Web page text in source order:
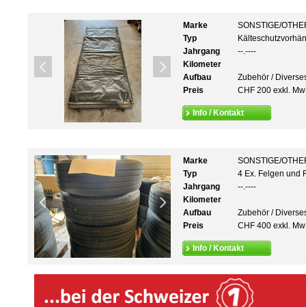
Marke
SONSTIGE/
Typ
Jahrgang
--.----
Kilometer
Aufbau
Zubehör /
Preis
CHF 200 exkl.
Info / Kontakt
Marke
SONSTIGE/
Typ
4 Ex. Felgen und
Jahrgang
--.----
Kilometer
Aufbau
Zubehör /
Preis
CHF 400 exkl.
Info / Kontakt